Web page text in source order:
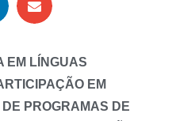
EM LÍNGUAS
EM
PROGRAMAS DE